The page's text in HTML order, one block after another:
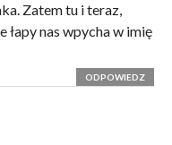
Zatem tu i teraz,
łapy nas wpycha w imię
ODPOWIEDZ